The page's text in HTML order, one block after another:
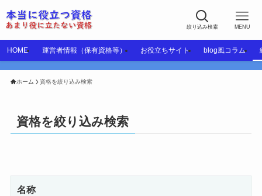
絞り込み検索 MENU
HOME 運営者情報（保有資格等） お役立ちサイト blog風コラム
ホーム 資格を絞り込み検索
資格を絞り込み検索
名称